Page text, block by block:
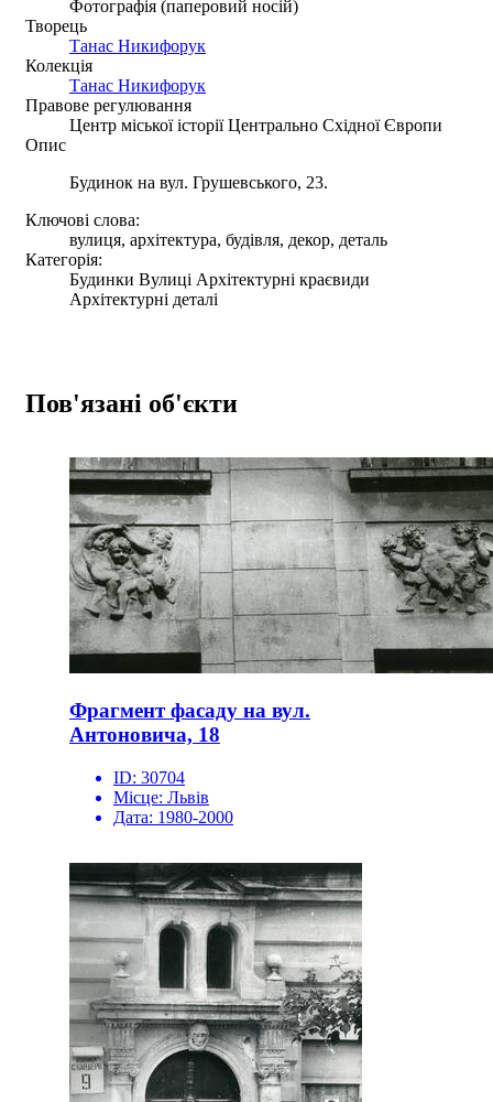
Фотографія (паперовий носій)
Творець
Танас Никифорук
Колекція
Танас Никифорук
Правове регулювання
Центр міської історії Центрально Східної Європи
Опис
Будинок на вул. Грушевського, 23.
Ключові слова:
вулиця, архітектура, будівля, декор, деталь
Категорія:
Будинки Вулиці Архітектурні краєвиди
Архітектурні деталі
Пов'язані об'єкти
Фрагмент фасаду на вул.
Антоновича, 18
ID: 30704
Місце: Львів
Дата: 1980-2000